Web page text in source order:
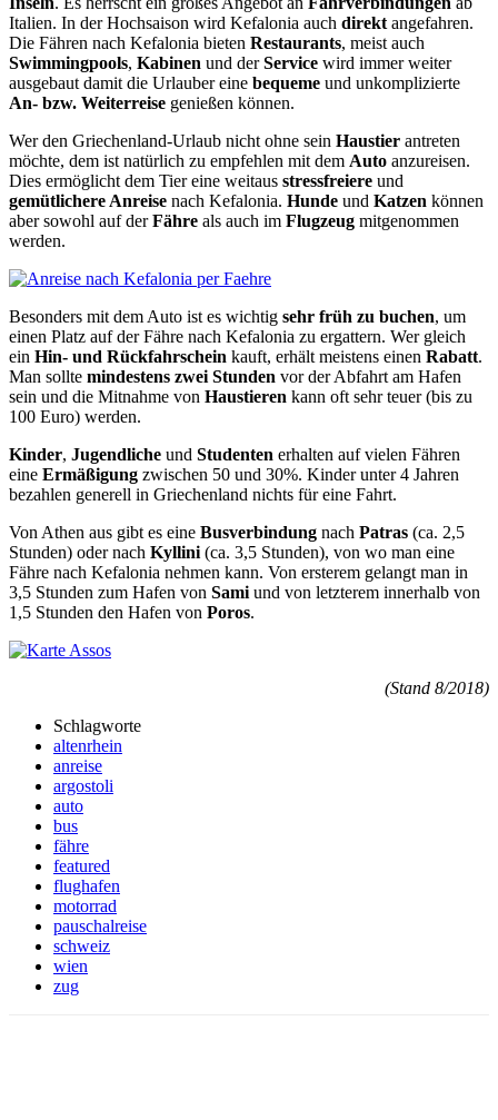
Italien. In der Hochsaison wird Kefalonia auch direktangefahren.
Die Fähren nach Kefalonia bieten Restaurants, meist auch
Swimmingpools, Kabinen und derService wird immer weiter
ausgebaut damit die Urlauber eine bequeme und unkomplizierte
An- bzw. Weiterreise genießen können.
Wer den Griechenland-Urlaub nicht ohne sein Haustier antreten
möchte, dem ist natürlich zu empfehlen mit dem Auto anzureisen.
Dies ermöglicht dem Tier eine weitaus stressfreiere und
gemütlichere Anreise nach Kefalonia. Hunde und Katzen können
aber sowohl auf derFähre als auch im Flugzeug mitgenommen
werden.
Besonders mit dem Auto ist es wichtig sehr früh zu buchen, um
einen Platz auf der Fähre nach Kefalonia zu ergattern. Wer gleich
ein Hin- und Rückfahrschein kauft, erhält meistens einen Rabatt.
Man sollte mindestens zwei Stunden vor der Abfahrt am Hafen
sein und die Mitnahme von Haustieren kann oft sehr teuer (bis zu
100 Euro) werden.
Kinder, Jugendliche und Studenten erhalten auf vielen Fähren
eine Ermäßigung zwischen 50 und 30%. Kinder unter 4 Jahren
bezahlen generell in Griechenland nichts für eine Fahrt.
Von Athen aus gibt es eine Busverbindung nach Patras (ca. 2,5
Stunden) oder nach Kyllini(ca. 3,5 Stunden), von wo man eine
Fähre nach Kefalonia nehmen kann. Von ersterem gelangt man in
3,5 Stunden zum Hafen von Samiund von letzterem innerhalb von
1,5 Stunden den Hafen von Poros.
(Stand 8/2018)
Schlagworte
altenrhein
anreise
argostoli
auto
bus
fähre
featured
flughafen
motorrad
pauschalreise
schweiz
wien
zug